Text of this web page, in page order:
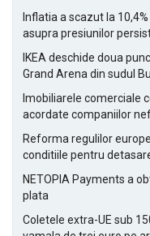
Inflatia a scazut la
asupra presiunilor
IKEA deschide doua
Grand Arena din sudul
Imobiliarele comerciale
acordate companiilor
Reforma regulilor
conditiile pentru
NETOPIA Payments a
plata
Coletele extra-UE sub